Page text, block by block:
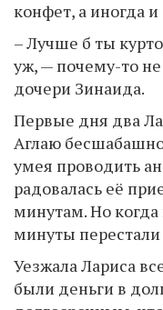
конфет, а иногда
– Лучше б ты
уж, — почему-то
дочери Зинаида.
Первые дня два
Аглаю
умея проводить
радовалась её
минутам. Но
минуты
Уезжала Лариса
были деньги в